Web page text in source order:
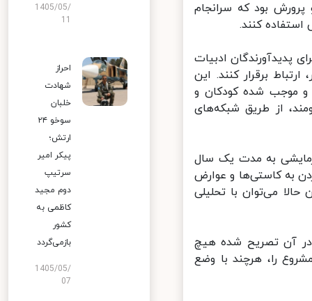
بود که سرانجام
کنند.
پدیدآورندگان ادبیات
برقرار کنند. این
و موجب شده کودکان و
از طریق شبکه‌های
به مدت یک سال
به کاستی‌ها و عوارض
می‌توان با تحلیلی
آن تصریح شده هیچ‏
را، هرچند با وضع
1405/05/
احراز
شهادت
خلبان
سوخو ۲۴
ارتش؛
پیکر امیر
سرتیپ
دوم مجید
کاظمی به
کشور
بازمی‌گردد
1405/05/
07